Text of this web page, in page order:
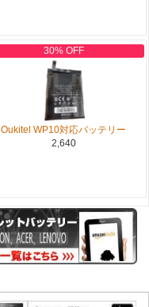
30% OFF
Oukitel WP10対応バッテリー
2,640